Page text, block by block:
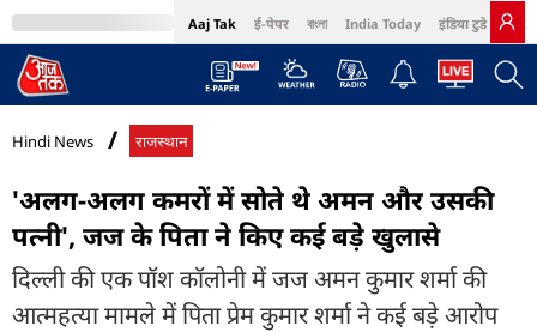
Aaj Tak ई-पेपर বাংলা India Today इंडिया टुडे हिंदी
MumbaiTak Cosmopolitan Harper's Bazaar Northeast
Hindi News राजस्थान
'अलग-अलग कमरों में सोते थे अमन और उसकी
पत्नी', जज के पिता ने किए कई बड़े खुलासे
दिल्ली की एक पॉश कॉलोनी में जज अमन कुमार शर्मा की
आत्महत्या मामले में पिता प्रेम कुमार शर्मा ने कई बड़े आरोप